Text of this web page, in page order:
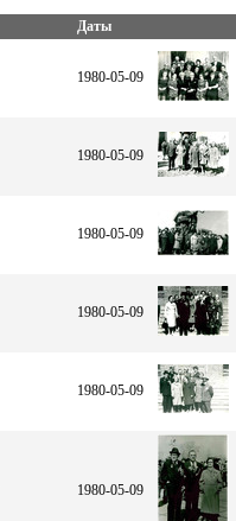
Даты
1980-05-09
1980-05-09
1980-05-09
1980-05-09
1980-05-09
1980-05-09